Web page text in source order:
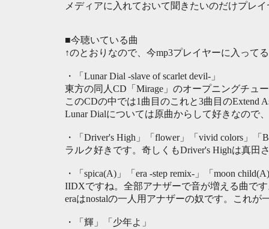
メディアに入れておいて聞きたいのだけプレ
■今聴いている曲
↑のとおりなので、今mp3プレイヤーに入って
・「Lunar Dial -slave of scarlet devil-」
東方の同人CD「Mirage」のオープニングチュ
このCDの中では1曲目のこれと3曲目のExtend
Lunar Dialについては原曲からして好きなので
・「Driver's High」「flower」「vivid colors」「
ラルク好きです。奇しくもDriver's Highは真田
・「spica(A)」「era -step remix-」「moon
IIDXですね。全部アナザーで音が増える曲で
eraはnostalの一人用アナザーの奴です。これが
・「輝」「少年よ」